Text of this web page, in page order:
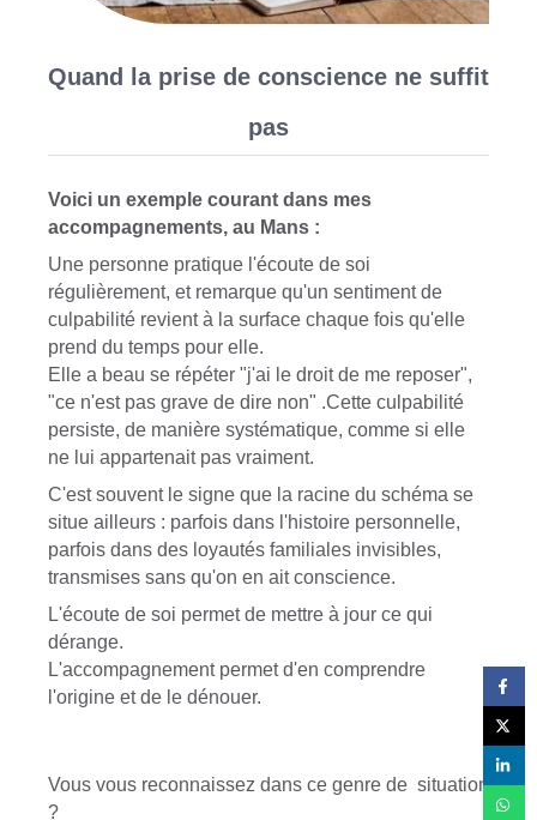
Quand la prise de conscience ne suffit
pas
Voici un exemple courant dans mes
accompagnements, au Mans :
Une personne pratique l'écoute de soi
régulièrement, et remarque qu'un sentiment de
culpabilité revient à la surface chaque fois qu'elle
prend du temps pour elle.
Elle a beau se répéter "j'ai le droit de me reposer",
"ce n'est pas grave de dire non" .Cette culpabilité
persiste, de manière systématique, comme si elle
ne lui appartenait pas vraiment.
C'est souvent le signe que la racine du schéma se
situe ailleurs : parfois dans l'histoire personnelle,
parfois dans des loyautés familiales invisibles,
transmises sans qu'on en ait conscience.
L'écoute de soi permet de mettre à jour ce qui
dérange.
L'accompagnement permet d'en comprendre
l'origine et de le dénouer.
Vous vous reconnaissez dans ce genre de situation
?